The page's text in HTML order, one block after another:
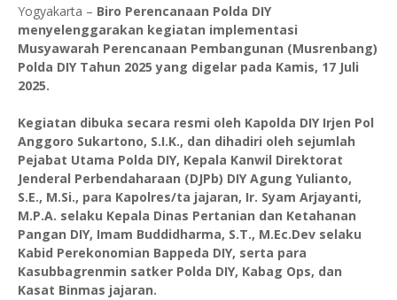
Yogyakarta – Biro Perencanaan Polda DIY
menyelenggarakan kegiatan implementasi
Musyawarah Perencanaan Pembangunan (Musrenbang)
Polda DIY Tahun 2025 yang digelar pada Kamis, 17 Juli
2025.
Kegiatan dibuka secara resmi oleh Kapolda DIY Irjen Pol
Anggoro Sukartono, S.I.K., dan dihadiri oleh sejumlah
Pejabat Utama Polda DIY, Kepala Kanwil Direktorat
Jenderal Perbendaharaan (DJPb) DIY Agung Yulianto,
S.E., M.Si., para Kapolres/ta jajaran, Ir. Syam Arjayanti,
M.P.A. selaku Kepala Dinas Pertanian dan Ketahanan
Pangan DIY, Imam Buddidharma, S.T., M.Ec.Dev selaku
Kabid Perekonomian Bappeda DIY, serta para
Kasubbagrenmin satker Polda DIY, Kabag Ops, dan
Kasat Binmas jajaran.